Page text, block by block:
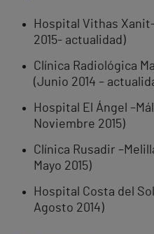
Hospital Vithas
2015- actualidad)
Clínica Radiológica
(Junio 2014 –
Hospital El Ángel
Noviembre 2015)
Clínica Rusadir
Mayo 2015)
Hospital Costa del
Agosto 2014)